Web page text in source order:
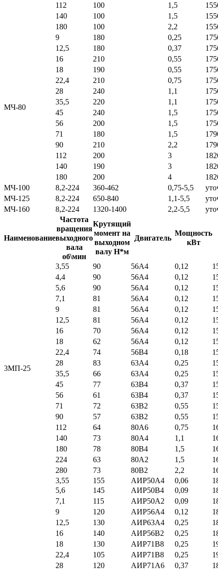
112
100 1,5
140
100 1,5
180
100 2,2
МЧ-80
9 180 0,25
12,5
180 0,37
16
210 0,55
18
190 0,55
22,4
210 0,75
28
240 1,1
35,5
220 1,1
45
240 1,5
56
200 1,5
71
180 1,5
90
210 2,2
112
200 3
140
190 3
180
200 4
МЧ-100
8,2-224 360-462 0,75-5,5
МЧ-125
8,2-224 650-840 1,1-5,5
МЧ-160
8,2-224 1320-1400 2,2-5,5
Наименование
Частота
вращения
выходного
вала
об\мин
Крутящий
момент на
выходном
валу Н*м
Двигатель
Мощность
кВт
3МП-25
3,55 90 56А4 0,12
4,4
90 56А4 0,12
5,6
90 56А4 0,12
7,1
81 56А4 0,12
9
81 56А4 0,12
12,5
81 56А4 0,12
16
70 56А4 0,12
18
62 56А4 0,12
22,4
74 56В4 0,18
28
83 63А4 0,25
35,5
66 63А4 0,25
45
77 63В4 0,37
56
61 63В4 0,37
71
72 63В2 0,55
90
57 63В2 0,55
112
64 80А6 0,75
140
73 80А4 1,1
180
78 80В4 1,5
224
63 80А2 1,5
280
73 80В2 2,2
3,55 155 АИР50А4 0,06
5,6
145 АИР50В4 0,09
7,1
115 АИР50А2 0,09
9
120 АИР56А4 0,12
12,5
130 АИР63А4 0,25
16
140 АИР56В2 0,25
18
130 АИР71В8 0,25
22,4
105 АИР71В8 0,25
28
120 АИР71А6 0,37